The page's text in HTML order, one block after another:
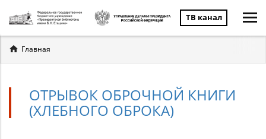
ТВ канал
Вы
здесь
Главная
ОТРЫВОК ОБРОЧНОЙ КНИГИ
(ХЛЕБНОГО ОБРОКА)